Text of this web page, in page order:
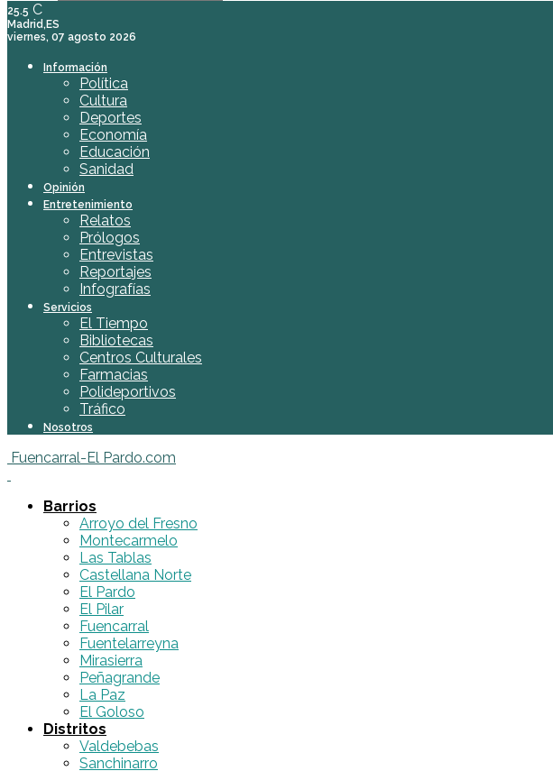
25.5 C
Madrid,ES
viernes, 07 agosto 2026
Información
Política
Cultura
Deportes
Economía
Educación
Sanidad
Opinión
Entretenimiento
Relatos
Prólogos
Entrevistas
Reportajes
Infografías
Servicios
El Tiempo
Bibliotecas
Centros Culturales
Farmacias
Polideportivos
Tráfico
Nosotros
Fuencarral-El Pardo.com
Barrios
Arroyo del Fresno
Montecarmelo
Las Tablas
Castellana Norte
El Pardo
El Pilar
Fuencarral
Fuentelarreyna
Mirasierra
Peñagrande
La Paz
El Goloso
Distritos
Valdebebas
Sanchinarro